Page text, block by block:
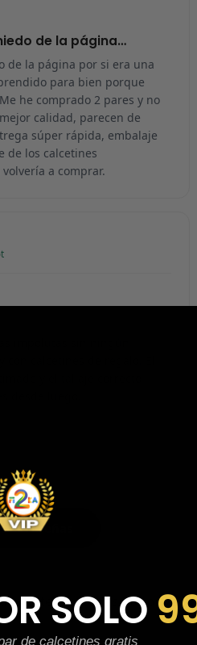
de la página…
de la página por si era una
para bien porque
he comprado 2 pares y no
calidad, parecen de
súper rápida, embalaje
de los calcetines
a comprar.
reseñas
ocultados por
SOLO
de calcetines gratis